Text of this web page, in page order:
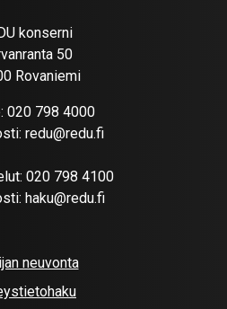
konserni
50
Rovaniemi
020 798 4000
redu@redu.fi
020 798 4100
haku@redu.fi
neuvonta